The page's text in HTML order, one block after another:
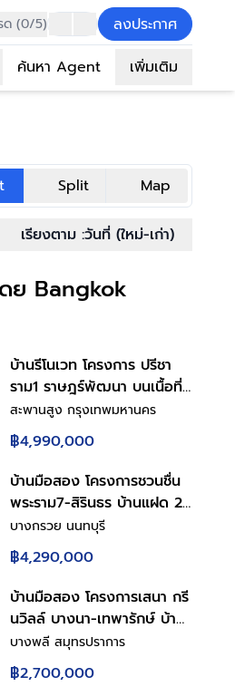
ด (0/5)
ลงประกาศ
ค้นหา Agent เพิ่มเติม
Split Map
เรียงตาม :วันที่ (ใหม่-เก่า)
ย Bangkok
บ้านรีโนเวท โครงการ ปรีชา
ราม1 ราษฎร์พัฒนา บนเนื้อที่
43.5 ตร.ว. พื้นที่ใช้สอย
150.86 ตร.ม. ฟังก์ชันการใช้
งาน 4 ห้องนอน 3 ห้องน้ำ
จอดรถได้ 2 คัน เชื่อมต่อถนน
รามคำแหง ใกล้สนามบิน
สุวรรณภูมิ, ทางด่วนกาญจนา
สะพานสูง กรุงเทพมหานคร
฿4,990,000
บ้านมือสอง โครงการชวนชื่น
พระราม7-สิรินธร บ้านแฝด 2
ชั้น 3 ห้องนอน 2 ห้องน้ำ
จอดรถ 2 คัน พื้นที่ใช้สอย
150 ตร.ม. ทำเลบางกรวย ใกล้
ทางด่วนศรีรัช เข้าเมืองสะดวก
พร้อมเข้าอยู่
บางกรวย นนทบุรี
฿4,290,000
บ้านมือสอง โครงการเสนา กรี
นวิลล์ บางนา-เทพารักษ์ บ้าน
แฝด 2 ชั้น พร้อมอยู่ ฟังก์ชัน
ครบสำหรับครอบครัว 3 ห้อง
นอน 3 ห้องน้ำ จอดรถ 2 คัน
บางพลี สมุทรปราการ
฿2,700,000